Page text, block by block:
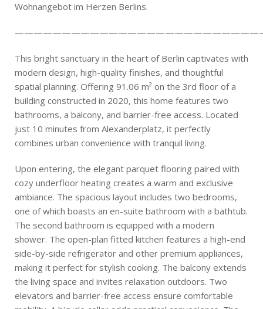
Wohnangebot im Herzen Berlins.
This bright sanctuary in the heart of Berlin captivates with
modern design, high-quality finishes, and thoughtful
spatial planning. Offering 91.06 m² on the 3rd floor of a
building constructed in 2020, this home features two
bathrooms, a balcony, and barrier-free access. Located
just 10 minutes from Alexanderplatz, it perfectly
combines urban convenience with tranquil living.
Upon entering, the elegant parquet flooring paired with
cozy underfloor heating creates a warm and exclusive
ambiance. The spacious layout includes two bedrooms,
one of which boasts an en-suite bathroom with a bathtub.
The second bathroom is equipped with a modern
shower. The open-plan fitted kitchen features a high-end
side-by-side refrigerator and other premium appliances,
making it perfect for stylish cooking. The balcony extends
the living space and invites relaxation outdoors. Two
elevators and barrier-free access ensure comfortable